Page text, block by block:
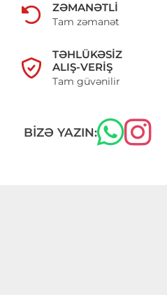
ZƏMANƏTLI
Tam zəmanət
TƏHLÜKƏSIZ
ALIŞ-VERIŞ
Tam güvənilir
BIZƏ YAZIN: